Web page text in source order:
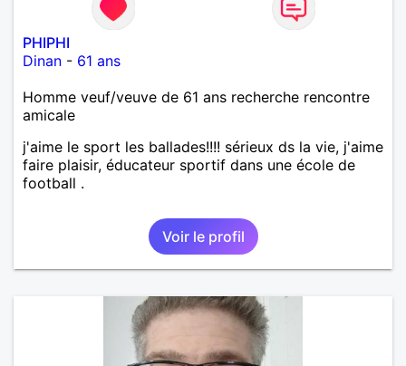
PHIPHI
Dinan - 61 ans
Homme veuf/veuve de 61 ans recherche rencontre
amicale
j'aime le sport les ballades!!!! sérieux ds la vie, j'aime
faire plaisir, éducateur sportif dans une école de
football .
Voir le profil